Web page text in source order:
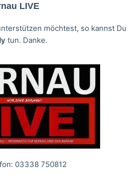
LIVE
möchtest, so kannst Du
tun. Danke.
03338 750812